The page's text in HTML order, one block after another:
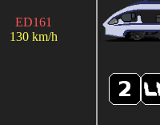
ED161
130 km/h